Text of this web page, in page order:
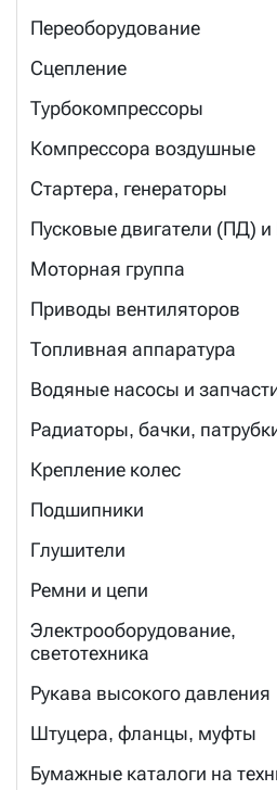
Переоборудование
Сцепление
Турбокомпрессоры
Компрессора воздушные
Стартера, генераторы
Пусковые двигатели (ПД)
Моторная группа
Приводы вентиляторов
Топливная аппаратура
Водяные насосы и
Радиаторы, бачки,
Крепление колес
Подшипники
Глушители
Ремни и цепи
Электрооборудование,
светотехника
Рукава высокого давления
Штуцера, фланцы, муфты
Бумажные каталоги на